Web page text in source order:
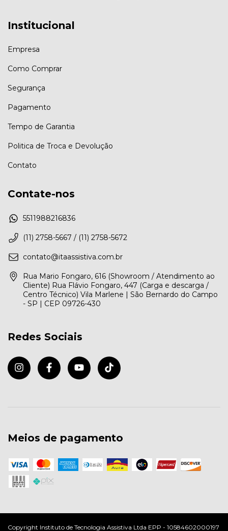
Institucional
Empresa
Como Comprar
Segurança
Pagamento
Tempo de Garantia
Politica de Troca e Devolução
Contato
Contate-nos
5511988216836
(11) 2758-5667 / (11) 2758-5672
contato@itaassistiva.com.br
Rua Mario Fongaro, 616 (Showroom / Atendimento ao
Cliente) Rua Flávio Fongaro, 447 (Carga e descarga /
Centro Técnico) Vila Marlene | São Bernardo do Campo
- SP | CEP 09726-430
Redes Sociais
Meios de pagamento
Copyright Instituto de Tecnologia Assistiva Ltda EPP - 10584602000197